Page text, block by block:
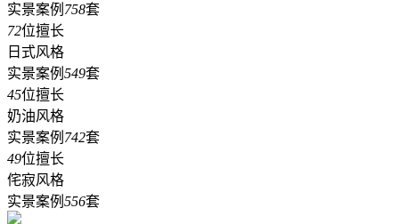
实景案例 758套
72位擅长
日式风格
实景案例 549套
45位擅长
奶油风格
实景案例 742套
49位擅长
侘寂风格
实景案例 556套